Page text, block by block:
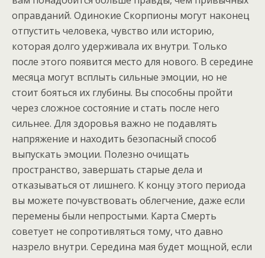
оправданий. Одинокие Скорпионы могут наконец
отпустить человека, чувство или историю,
которая долго удерживала их внутри. Только
после этого появится место для нового. В середине
месяца могут всплыть сильные эмоции, но не
стоит бояться их глубины. Вы способны пройти
через сложное состояние и стать после него
сильнее. Для здоровья важно не подавлять
напряжение и находить безопасный способ
выпускать эмоции. Полезно очищать
пространство, завершать старые дела и
отказываться от лишнего. К концу этого периода
вы можете почувствовать облегчение, даже если
перемены были непростыми. Карта Смерть
советует не сопротивляться тому, что давно
назрело внутри. Середина мая будет мощной, если